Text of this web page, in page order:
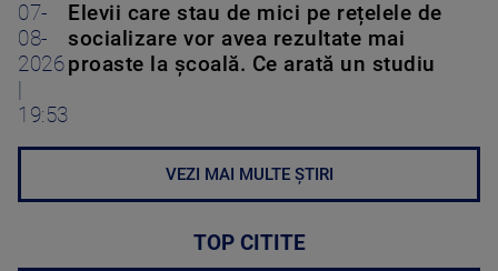
07-
08-
2026
19:53
Elevii care stau de mici pe rețelele de
socializare vor avea rezultate mai
proaste la școală. Ce arată un studiu
VEZI MAI MULTE ȘTIRI
TOP CITITE